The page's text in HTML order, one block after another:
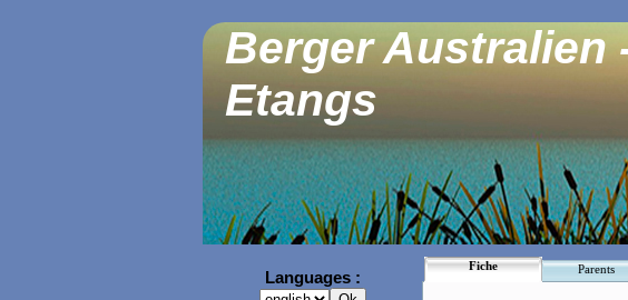
Berger Australien
Etangs
Languages :
Fiche Parents